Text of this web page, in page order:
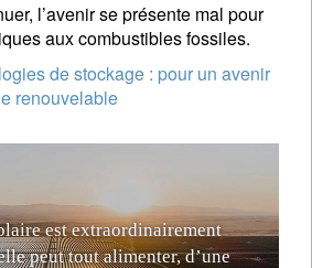
l’avenir se présente mal pour
aux combustibles fossiles.
de stockage : pour un avenir
renouvelable
laire est extraordinairement
lle peut tout alimenter, d’une